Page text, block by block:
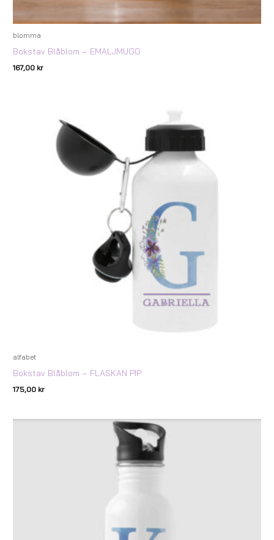
blomma
Bokstav Blåblom – EMALJMUGG
167,00 kr
alfabet
Bokstav Blåblom – FLASKAN PIP
175,00 kr